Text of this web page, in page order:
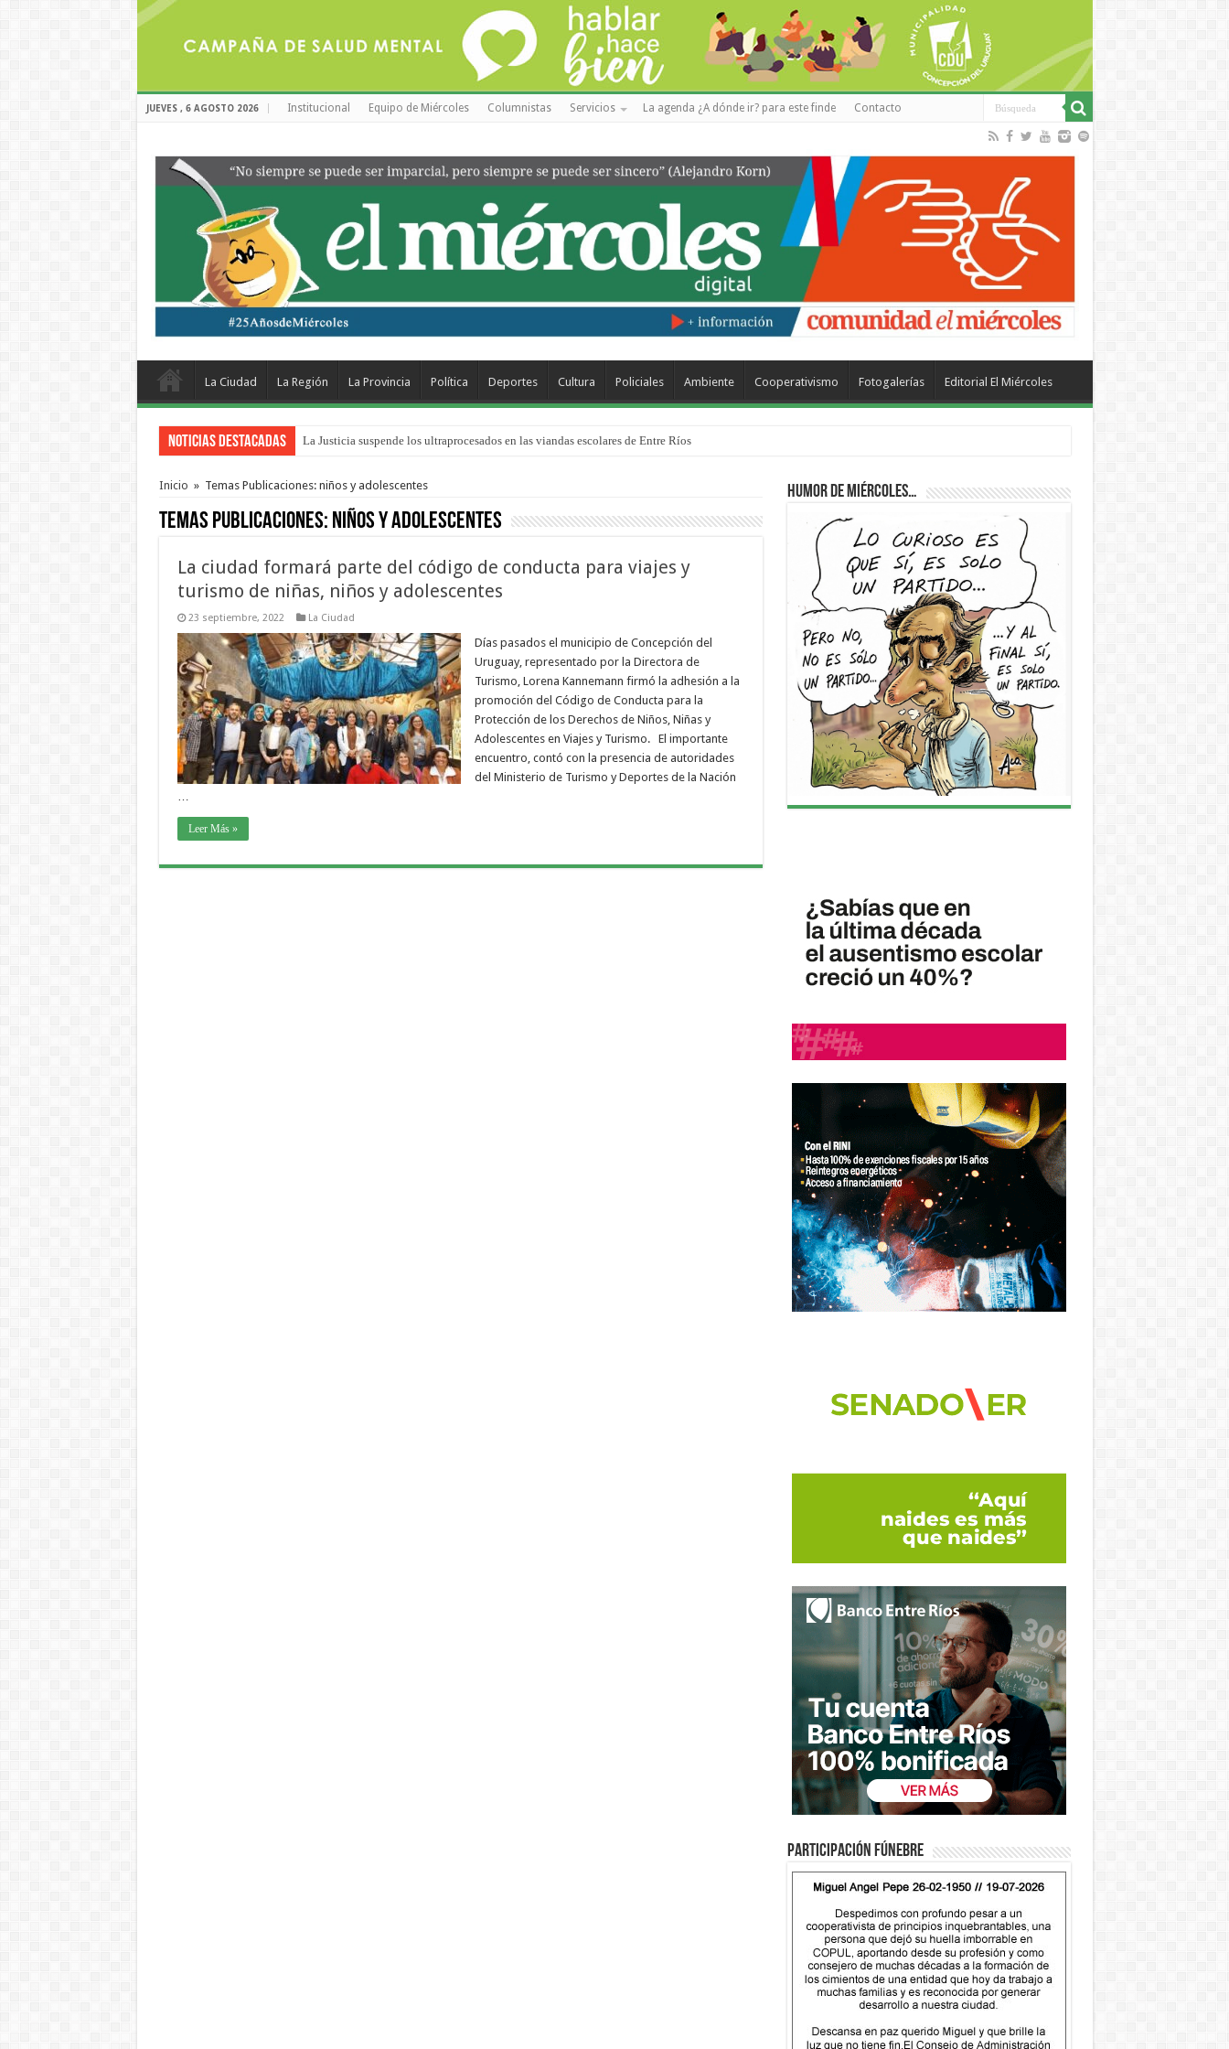
JUEVES , 6 AGOSTO 2026 Institucional Equipo de Miércoles Columnistas Servicios La agenda ¿A dónde ir? para este finde Contacto
La Ciudad La Región La Provincia Política Deportes Cultura Policiales Ambiente Cooperativismo Fotogalerías Editorial El Miércoles
Noticias Destacadas La Justicia suspende los ultraprocesados en las viandas escolares de Entre Ríos
Se presentará la obra “La Runfla de los Macanos”
Inicio » Temas Publicaciones: niños y adolescentes
Temas Publicaciones: niños y adolescentes
La ciudad formará parte del código de conducta para viajes y
turismo de niñas, niños y adolescentes
23 septiembre, 2022 La Ciudad
Días pasados el municipio de Concepción del
Uruguay, representado por la Directora de
Turismo, Lorena Kannemann firmó la adhesión a la
promoción del Código de Conducta para la
Protección de los Derechos de Niños, Niñas y
Adolescentes en Viajes y Turismo. El importante
encuentro, contó con la presencia de autoridades
del Ministerio de Turismo y Deportes de la Nación
Leer Más »
Humor de Miércoles…
Participación fúnebre